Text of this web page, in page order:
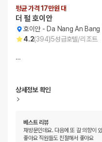
평균 가격 17만원 대
더 펄 호이안
호이안- Da Nang An
4.2(394)5성급호텔/리조트
…
상세정보 확인
베스트 리뷰
재방문인데요. 다음에 또 갈 의향이
좋아요 직원들도 친절해서 좋아요